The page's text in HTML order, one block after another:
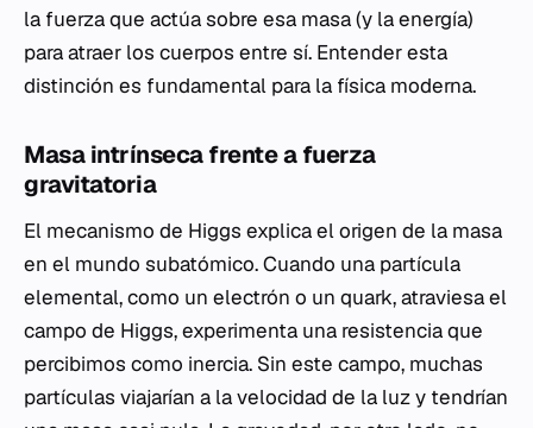
la fuerza que actúa sobre esa masa (y la energía)
para atraer los cuerpos entre sí. Entender esta
distinción es fundamental para la física moderna.
Masa intrínseca frente a fuerza
gravitatoria
El mecanismo de Higgs explica el origen de la masa
en el mundo subatómico. Cuando una partícula
elemental, como un electrón o un quark, atraviesa el
campo de Higgs, experimenta una resistencia que
percibimos como inercia. Sin este campo, muchas
partículas viajarían a la velocidad de la luz y tendrían